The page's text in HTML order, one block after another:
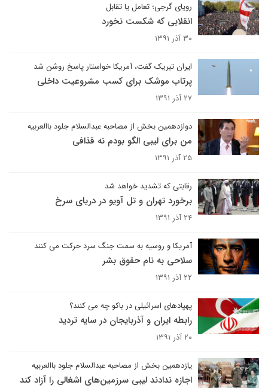
رویای گرجی؛ تعامل یا تقابل
انقلابی که شکست نخورد
۳۰ آذر ۱۳۹۱
ایران تبریک گفت، آمریکا خواستار پاسخ روشن شد
پرتاب موشک برای کسب مشروعیت داخلی
۲۷ آذر ۱۳۹۱
دوازدهمین بخش از مصاحبه عبدالسلام جلود باالعربیه
من برای لیبی الگو بودم نه قذافی
۲۵ آذر ۱۳۹۱
رقابتی که تشدید خواهد شد
برخورد تهران و تل آویو در دریای سرخ
۲۴ آذر ۱۳۹۱
آمریکا و روسیه به سمت جنگ سرد حرکت می کنند
سلاحی به نام حقوق بشر
۲۲ آذر ۱۳۹۱
پهپادهای اسرائیلی در باکو چه می کنند؟
رابطه ایران و آذربایجان در سایه تردید
۲۰ آذر ۱۳۹۱
یازدهمین بخش از مصاحبه عبدالسلام جلود باالعربیه
اجازه ندادند لیبی سرزمین‌های اشغالی را آزاد کند